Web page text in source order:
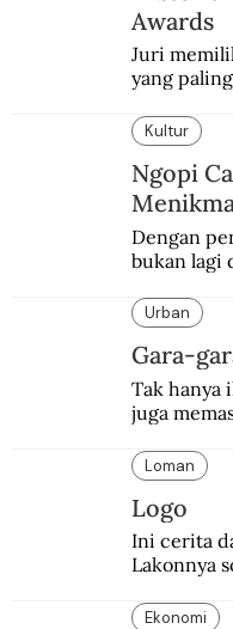
Awards
Juri
yang
Kultur
Ngopi
Dengan
bukan lagi
Urban
Gara-
Tak hanya
juga
memasang
Loman
Logo
Ini cerita
Lakonnya
Ekonomi